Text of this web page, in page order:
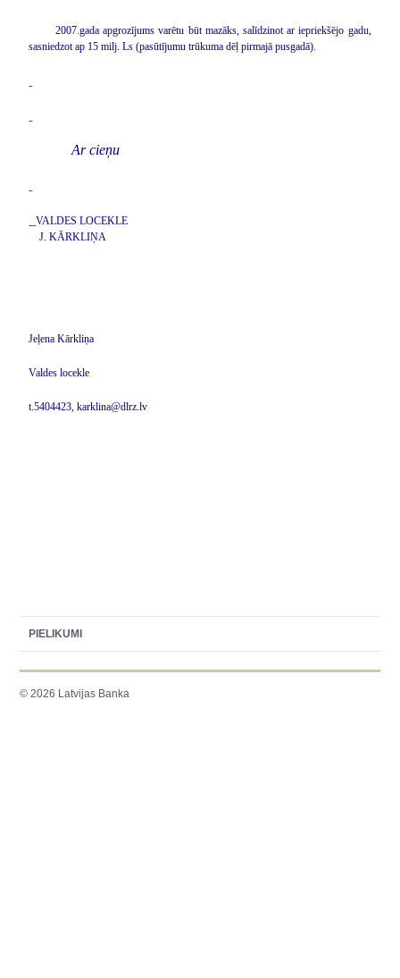
2007.gada apgrozījums varētu būt mazāks, salīdzinot ar iepriekšējo gadu,
sasniedzot ap 15 milj. Ls (pasūtījumu trūkuma dēļ pirmajā pusgadā).
Ar cieņu
VALDES LOCEKLE
J. KĀRKLIŅA
Jeļena Kārkliņa
Valdes locekle
t.5404423, karklina@dlrz.lv
PIELIKUMI
© 2026 Latvijas Banka